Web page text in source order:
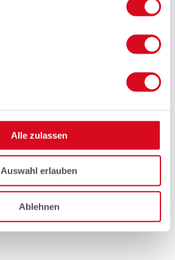
Alle zulassen
Auswahl erlauben
Ablehnen